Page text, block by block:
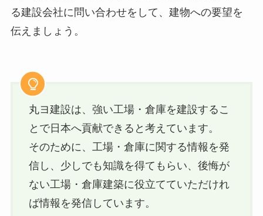
る建設会社に問い合わせをして、建物への要望を
伝えましょう。
丸ヨ建設は、強い工場・倉庫を建設するこ
とで日本へ貢献できると考えています。
そのために、工場・倉庫に関する情報を発
信し、少しでも知識を得てもらい、後悔が
ない工場・倉庫建築に役立てていただけれ
ば情報を発信しています。